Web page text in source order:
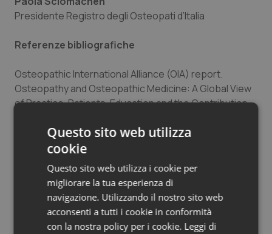
Presidente Registro degli Osteopati d’Italia
Referenze bibliografiche
Osteopathic International Alliance (OIA) report.
Osteopathy and Osteopathic Medicine: A Global View
of Practice, Patients, Education and the Contribution
Osteopathic Internal Alliance (OIA). History and
Current Context of the Osteopathic Profession,
Status Report on Osteopathy, Stage 1. Chicago (2012).
World Health Organization (2010). Benchmarks for
Training in Osteopathy. Geneva: WHO.
Questo sito web utilizza
cookie
Questo sito web utilizza i cookie per
migliorare la tua esperienza di
navigazione. Utilizzando il nostro sito web
acconsenti a tutti i cookie in conformità
con la nostra policy per i cookie. Leggi di